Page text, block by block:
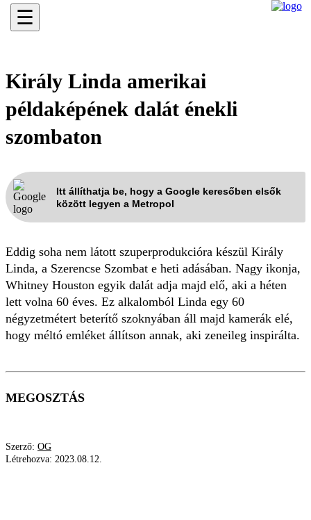
☰
Király Linda amerikai
példaképének dalát énekli
szombaton
Itt állíthatja be, hogy a Google keresőben elsők
között legyen a Metropol
Eddig soha nem látott szuperprodukcióra készül Király
Linda, a Szerencse Szombat e heti adásában. Nagy ikonja,
Whitney Houston egyik dalát adja majd elő, aki a héten
lett volna 60 éves. Ez alkalomból Linda egy 60
négyzetmétert beterítő szoknyában áll majd kamerák elé,
hogy méltó emléket állítson annak, aki zeneileg inspirálta.
MEGOSZTÁS
Szerző: OG
Létrehozva: 2023.08.12.